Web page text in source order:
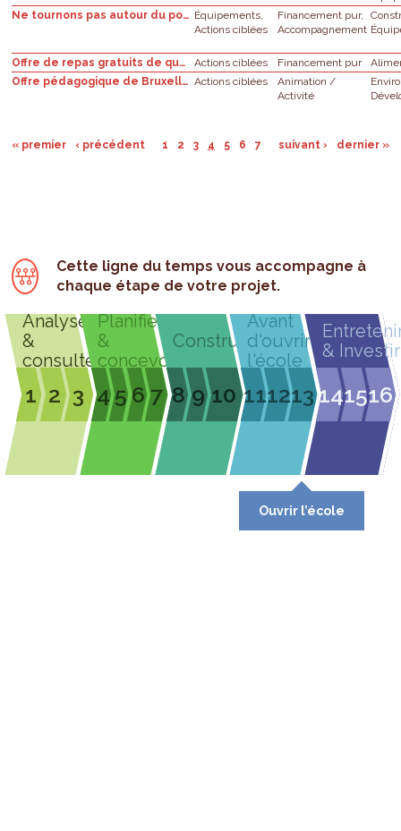
Ne tournons pas autour du pot - Ecoles secondaires Équipements,
Actions ciblées
Financement pur,
Accompagnement
Offre de repas gratuits de qualité nutritionnelle à base de produits locaux Actions ciblées Financement pur
Offre pédagogique de Bruxelles Environnement : Projet de classe Actions ciblées
Animation /
Activité
« premier ‹ précédent 1 2 3 4 5 6 7 suivant › dernier »
Cette ligne du temps vous accompagne à
chaque étape de votre projet.
Analyser
&
consulter
1 2 3
Planifier
&
concevoir
4 567
Construire
8 9 10
Avant
d'ouvrir
l'école
111213
Ouvrir l’école
& Investir
141516